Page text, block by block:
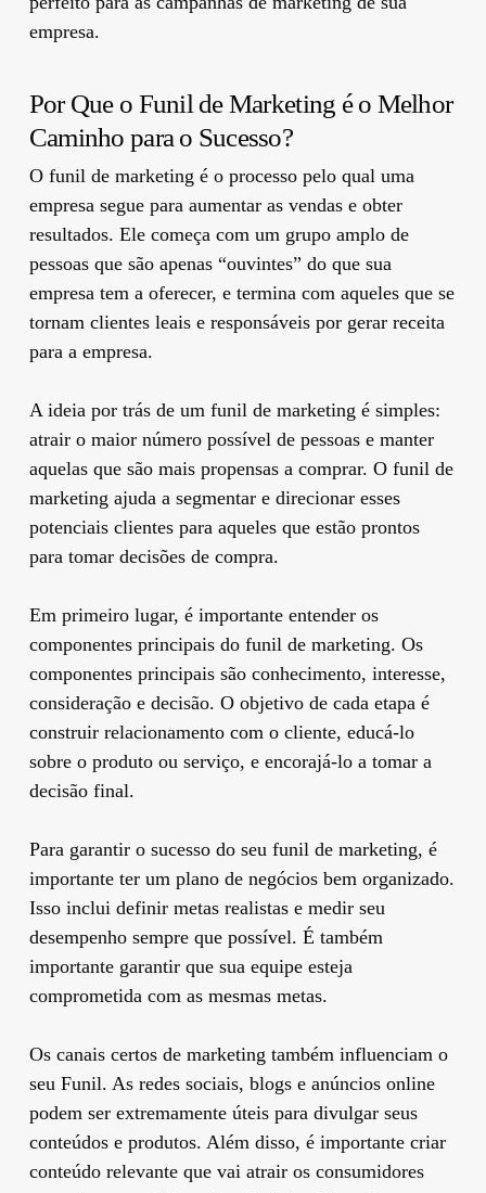
empresa.
Por Que o Funil de Marketing é o Melhor
Caminho para o Sucesso?
O funil de marketing é o processo pelo qual uma
empresa segue para aumentar as vendas e obter
resultados. Ele começa com um grupo amplo de
pessoas que são apenas “ouvintes” do que sua
empresa tem a oferecer, e termina com aqueles que se
tornam clientes leais e responsáveis por gerar receita
para a empresa.
A ideia por trás de um funil de marketing é simples:
atrair o maior número possível de pessoas e manter
aquelas que são mais propensas a comprar. O funil de
marketing ajuda a segmentar e direcionar esses
potenciais clientes para aqueles que estão prontos
para tomar decisões de compra.
Em primeiro lugar, é importante entender os
componentes principais do funil de marketing. Os
componentes principais são conhecimento, interesse,
consideração e decisão. O objetivo de cada etapa é
construir relacionamento com o cliente, educá-lo
sobre o produto ou serviço, e encorajá-lo a tomar a
decisão final.
Para garantir o sucesso do seu funil de marketing, é
importante ter um plano de negócios bem organizado.
Isso inclui definir metas realistas e medir seu
desempenho sempre que possível. É também
importante garantir que sua equipe esteja
comprometida com as mesmas metas.
Os canais certos de marketing também influenciam o
seu Funil. As redes sociais, blogs e anúncios online
podem ser extremamente úteis para divulgar seus
conteúdos e produtos. Além disso, é importante criar
conteúdo relevante que vai atrair os consumidores